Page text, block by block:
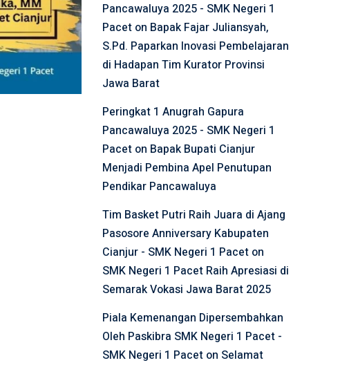
Pancawaluya 2025 - SMK Negeri 1
Pacet on Bapak Fajar Juliansyah,
S.Pd. Paparkan Inovasi Pembelajaran
di Hadapan Tim Kurator Provinsi
Jawa Barat
Peringkat 1 Anugrah Gapura
Pancawaluya 2025 - SMK Negeri 1
Pacet on Bapak Bupati Cianjur
Menjadi Pembina Apel Penutupan
Pendikar Pancawaluya
Tim Basket Putri Raih Juara di Ajang
Pasosore Anniversary Kabupaten
Cianjur - SMK Negeri 1 Pacet on
SMK Negeri 1 Pacet Raih Apresiasi di
Semarak Vokasi Jawa Barat 2025
Piala Kemenangan Dipersembahkan
Oleh Paskibra SMK Negeri 1 Pacet -
SMK Negeri 1 Pacet on Selamat